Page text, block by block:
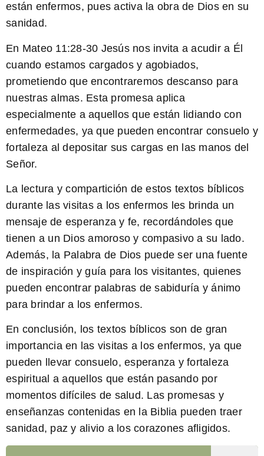
están enfermos, pues activa la obra de Dios en su
sanidad.
En Mateo 11:28-30 Jesús nos invita a acudir a Él
cuando estamos cargados y agobiados,
prometiendo que encontraremos descanso para
nuestras almas. Esta promesa aplica
especialmente a aquellos que están lidiando con
enfermedades, ya que pueden encontrar consuelo y
fortaleza al depositar sus cargas en las manos del
Señor.
La lectura y compartición de estos textos bíblicos
durante las visitas a los enfermos les brinda un
mensaje de esperanza y fe, recordándoles que
tienen a un Dios amoroso y compasivo a su lado.
Además, la Palabra de Dios puede ser una fuente
de inspiración y guía para los visitantes, quienes
pueden encontrar palabras de sabiduría y ánimo
para brindar a los enfermos.
En conclusión, los textos bíblicos son de gran
importancia en las visitas a los enfermos, ya que
pueden llevar consuelo, esperanza y fortaleza
espiritual a aquellos que están pasando por
momentos difíciles de salud. Las promesas y
enseñanzas contenidas en la Biblia pueden traer
sanidad, paz y alivio a los corazones afligidos.